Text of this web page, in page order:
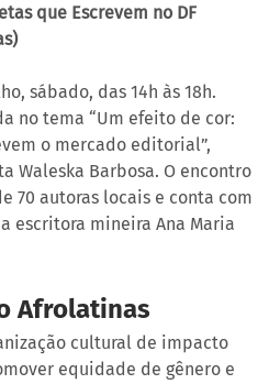
que Escrevem no DF
sábado, das 14h às 18h.
no tema “Um efeito de cor:
o mercado editorial”,
Waleska Barbosa. O encontro
70 autoras locais e conta com
escritora mineira Ana Maria
Afrolatinas
cultural de impacto
equidade de gênero e